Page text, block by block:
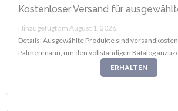
Kostenloser Versand für
Hinzugefügt am August 1, 2026.
Details: Ausgewählte Produkte sind
Palmenmann, um den vollständigen Katalog
ERHALTEN